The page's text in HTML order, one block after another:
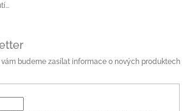
budeme zasílat informace o nových produktech